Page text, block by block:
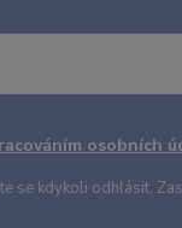
osobních
se kdykoli odhlásit.